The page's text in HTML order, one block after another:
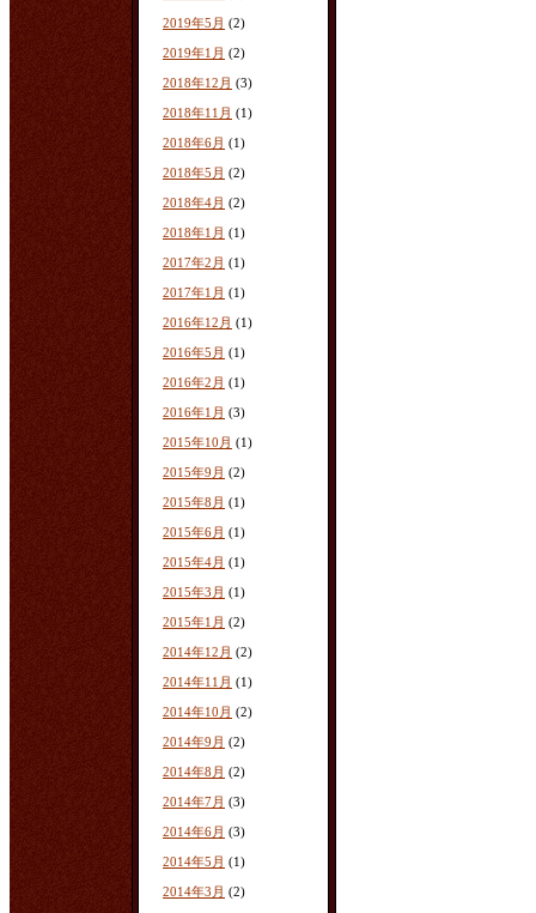
2019年5月 (2)
2019年1月 (2)
2018年12月 (3)
2018年11月 (1)
2018年6月 (1)
2018年5月 (2)
2018年4月 (2)
2018年1月 (1)
2017年2月 (1)
2017年1月 (1)
2016年12月 (1)
2016年5月 (1)
2016年2月 (1)
2016年1月 (3)
2015年10月 (1)
2015年9月 (2)
2015年8月 (1)
2015年6月 (1)
2015年4月 (1)
2015年3月 (1)
2015年1月 (2)
2014年12月 (2)
2014年11月 (1)
2014年10月 (2)
2014年9月 (2)
2014年8月 (2)
2014年7月 (3)
2014年6月 (3)
2014年5月 (1)
2014年3月 (2)